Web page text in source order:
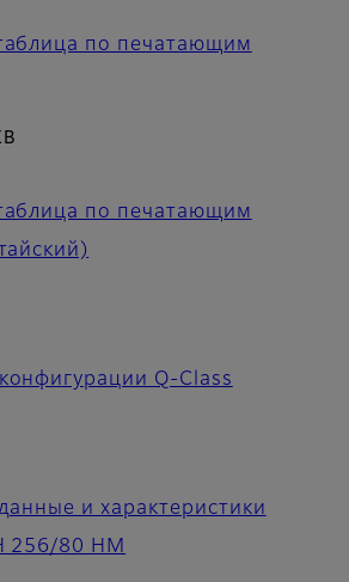
по печатающим
по печатающим
Q-Class
и характеристики
256/80 HM